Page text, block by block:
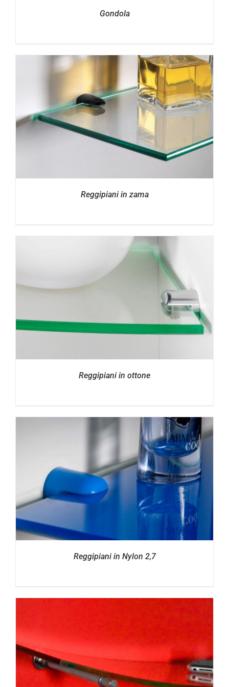
Gondola
Reggipiani in zama
Reggipiani in ottone
Reggipiani in Nylon 2,7